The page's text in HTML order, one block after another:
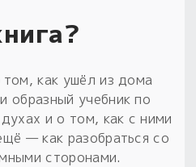
как ушёл из дома
образный учебник по
и о том, как с ними
— как разобраться со
сторонами.